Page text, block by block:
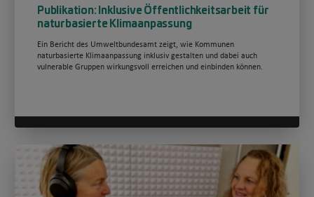
Publikation: Inklusive Öffentlichkeitsarbeit für
naturbasierte Klimaanpassung
Ein Bericht des Umweltbundesamt zeigt, wie Kommunen
naturbasierte Klimaanpassung inklusiv gestalten und dabei auch
vulnerable Gruppen wirkungsvoll erreichen und einbinden können.